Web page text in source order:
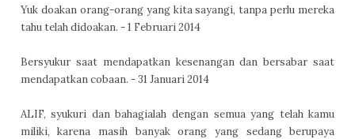
Yuk doakan orang-orang yang kita sayangi, tanpa perlu mereka
tahu telah didoakan. - 1 Februari 2014
Bersyukur saat mendapatkan kesenangan dan bersabar saat
mendapatkan cobaan. - 31 Januari 2014
ALIF, syukuri dan bahagialah dengan semua yang telah kamu
miliki, karena masih banyak orang yang sedang berupaya